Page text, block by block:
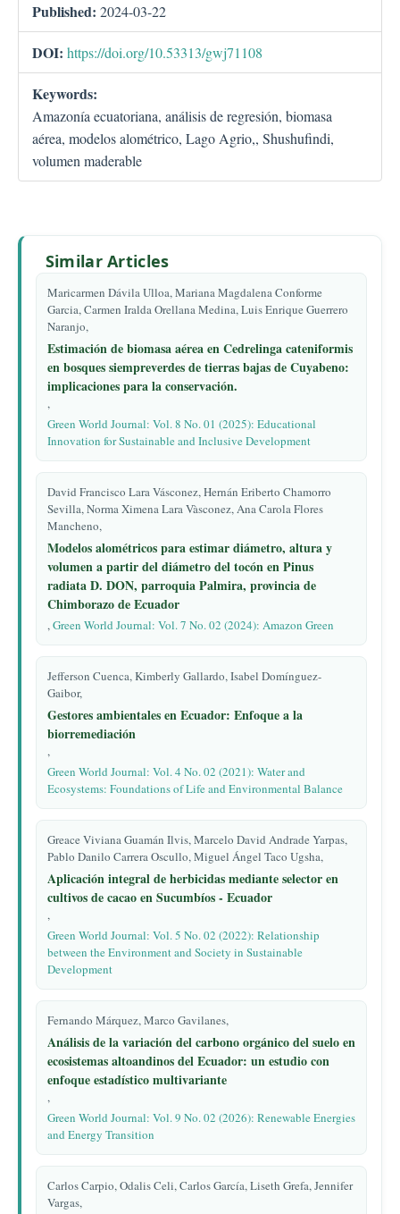
Published: 2024-03-22
DOI: https://doi.org/10.53313/gwj71108
Keywords:
Amazonía ecuatoriana, análisis de regresión, biomasa
aérea, modelos alométrico, Lago Agrio,, Shushufindi,
volumen maderable
Similar Articles
Maricarmen Dávila Ulloa, Mariana Magdalena Conforme
Garcia, Carmen Iralda Orellana Medina, Luis Enrique Guerrero
Naranjo,
Estimación de biomasa aérea en Cedrelinga cateniformis
en bosques siempreverdes de tierras bajas de Cuyabeno:
implicaciones para la conservación.
,
Green World Journal: Vol. 8 No. 01 (2025): Educational
Innovation for Sustainable and Inclusive Development
David Francisco Lara Vásconez, Hernán Eriberto Chamorro
Sevilla, Norma Ximena Lara Vàsconez, Ana Carola Flores
Mancheno,
Modelos alométricos para estimar diámetro, altura y
volumen a partir del diámetro del tocón en Pinus
radiata D. DON, parroquia Palmira, provincia de
Chimborazo de Ecuador
,Green World Journal: Vol. 7 No. 02 (2024): Amazon Green
Jefferson Cuenca, Kimberly Gallardo, Isabel Domínguez-
Gaibor,
Gestores ambientales en Ecuador: Enfoque a la
biorremediación
,
Green World Journal: Vol. 4 No. 02 (2021): Water and
Ecosystems: Foundations of Life and Environmental Balance
Greace Viviana Guamán Ilvis, Marcelo David Andrade Yarpas,
Pablo Danilo Carrera Oscullo, Miguel Ángel Taco Ugsha,
Aplicación integral de herbicidas mediante selector en
cultivos de cacao en Sucumbíos - Ecuador
,
Green World Journal: Vol. 5 No. 02 (2022): Relationship
between the Environment and Society in Sustainable
Development
Fernando Márquez, Marco Gavilanes,
Análisis de la variación del carbono orgánico del suelo en
ecosistemas altoandinos del Ecuador: un estudio con
enfoque estadístico multivariante
,
Green World Journal: Vol. 9 No. 02 (2026): Renewable Energies
and Energy Transition
Carlos Carpio, Odalis Celi, Carlos García, Liseth Grefa, Jennifer
Vargas,